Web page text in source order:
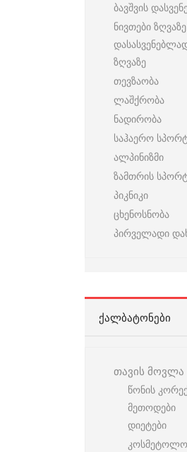
ბავშვის
ნივთები ზღვაზე
ზღვაზე
თევზაობა
ლაშქრობა
ნადირობა
საჰაერო
ალპინიზმი
ზამთრის
პიკნიკი
ცხენოსნობა
პირველადი
ᲥᲐᲚᲑᲐᲢᲝᲜᲔᲑᲘ
თავის მოვლა
წონის
მეთოდები
დიეტები